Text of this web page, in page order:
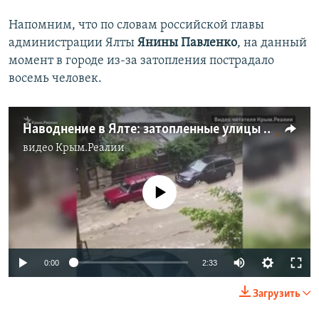
Напомним, что по словам российской главы
администрации Ялты Янины Павленко, на данный
момент в городе из-за затопления пострадало
восемь человек.
Наводнение в Ялте: затопленные улицы и автомобили (видео)
видеоКрым.Реалии
No media source currently available
0:00 2:33
240p
Загрузить